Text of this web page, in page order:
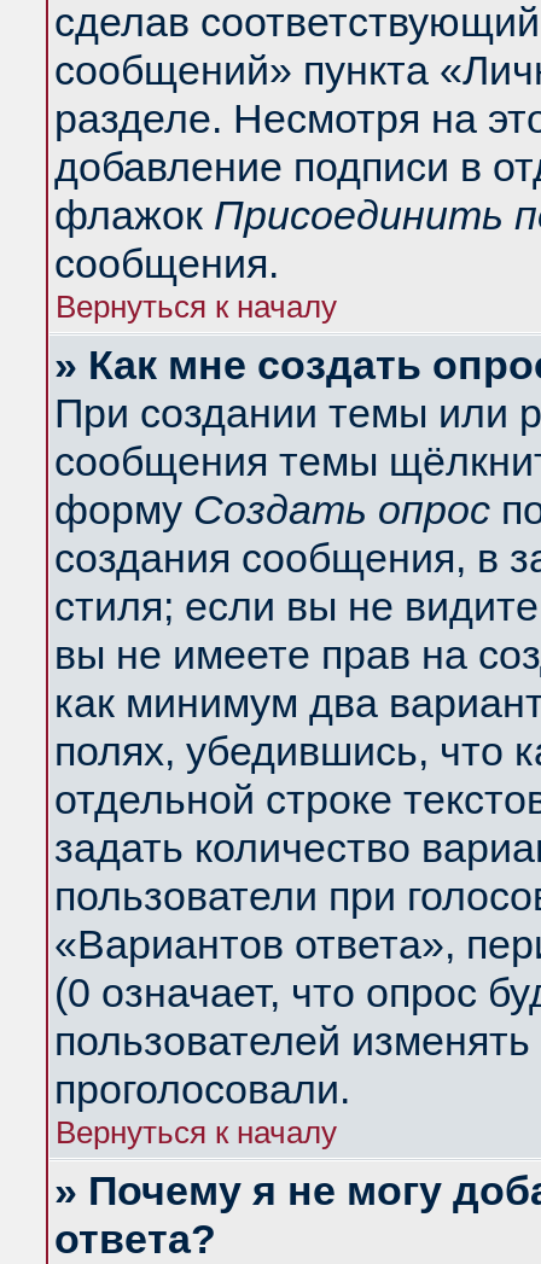
сделав
сообщений» пункта
разделе. Несмотря на
добавление подписи в
флажок Присоединить
сообщения.
Вернуться к началу
» Как мне создать
При создании темы или
сообщения темы
форму Создать опрос
создания сообщения, в
стиля; если вы не
вы не имеете прав на
как минимум два
полях, убедившись, что
отдельной строке
задать количество
пользователи при
«Вариантов ответа»,
(0 означает, что опрос
пользователей
проголосовали.
Вернуться к началу
» Почему я не могу
ответа?